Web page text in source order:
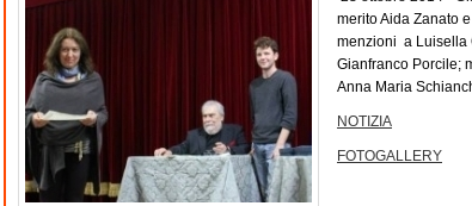
merito Aida Zanato
menzioni a Luisella
Gianfranco Porcile;
Anna Maria
NOTIZIA
FOTOGALLERY